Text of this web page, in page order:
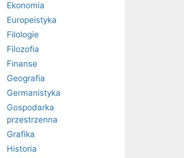
Ekonomia
Europeistyka
Filologie
Filozofia
Finanse
Geografia
Germanistyka
Gospodarka
przestrzenna
Grafika
Historia